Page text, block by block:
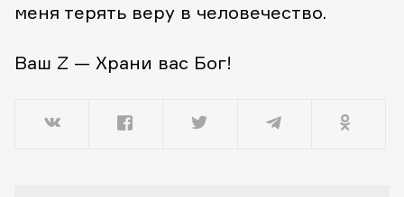
меня терять веру в человечество.
Ваш Z — Храни вас Бог!